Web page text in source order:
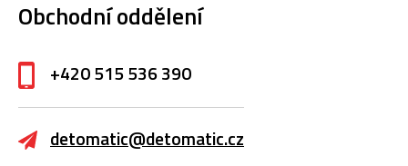
Obchodní oddělení
+420 515 536 390
detomatic@detomatic.cz